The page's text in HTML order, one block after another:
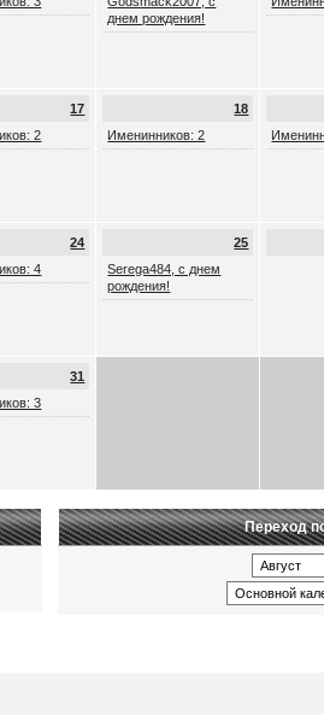
днем рождения!
17
2
18
Именинников: 2
24
4
25
Serega484, с днем
рождения!
31
3
Переход